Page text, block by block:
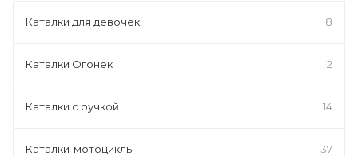
Каталки для девочек 8
Каталки Огонек 2
Каталки с ручкой 14
Каталки-мотоциклы 37